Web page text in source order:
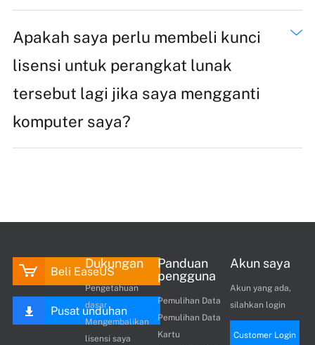
Apakah saya perlu membeli kunci
lisensi untuk perangkat lunak
tersebut lagi jika saya mengganti
komputer saya?
Beli EaseUS
Pusat unduhan
Dukungan
Pengetahuan
dasar
Mengembalikan
lisensi saya
Panduan
pengguna
Pemulihan Data
Pemulihan Data
Kartu
Akun saya
Akun yang ada,
silahkan login
Customer Login